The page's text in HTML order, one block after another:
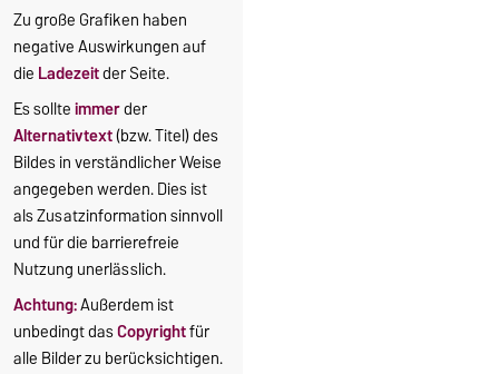
Zu große Grafiken haben
negative Auswirkungen auf
die Ladezeitder Seite.
Es sollteimmerder
Alternativtext(bzw.Titel) des
Bildes in verständlicher Weise
angegeben werden. Dies ist
als Zusatzinformation sinnvoll
und für die barrierefreie
Nutzung unerlässlich.
Achtung:Außerdem ist
unbedingt dasCopyrightfür
alle Bilder zu berücksichtigen.